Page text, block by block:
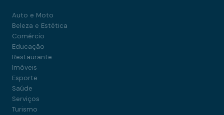
Auto e Moto
Beleza e Estética
Comércio
Educação
Restaurante
Imóveis
Esporte
Saúde
Serviços
Turismo